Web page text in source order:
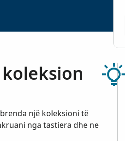
një koleksioni të
nga tastiera dhe ne